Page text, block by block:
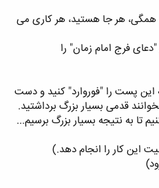
همگی، هر جا هستید، هر کاری می
فرج امام زمان" را
پست را "فوروارد" کنید و دست
قدمی بسیار بزرگ برداشتید.
تا به نتیجه بسیار بزرگ برسیم...
این کار را انجام دهد.)